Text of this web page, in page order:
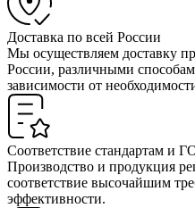
Доставка по всей России
Мы осуществляем доставку
России, различными
зависимости от
Соответствие стандартам и
Производство и продукция
соответствие высочайшим
эффективности.